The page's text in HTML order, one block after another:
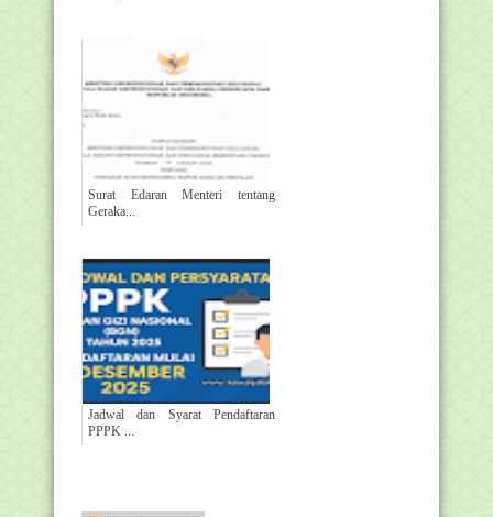
Surat Edaran Menteri tentang
Geraka...
Jadwal dan Syarat Pendaftaran
PPPK ...